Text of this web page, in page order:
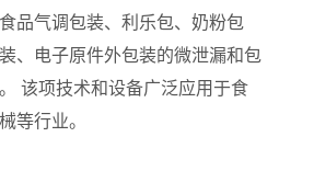
品气调包装、利乐包、奶粉包
、电子原件外包装的微泄漏和包
该项技术和设备广泛应用于食
等行业。